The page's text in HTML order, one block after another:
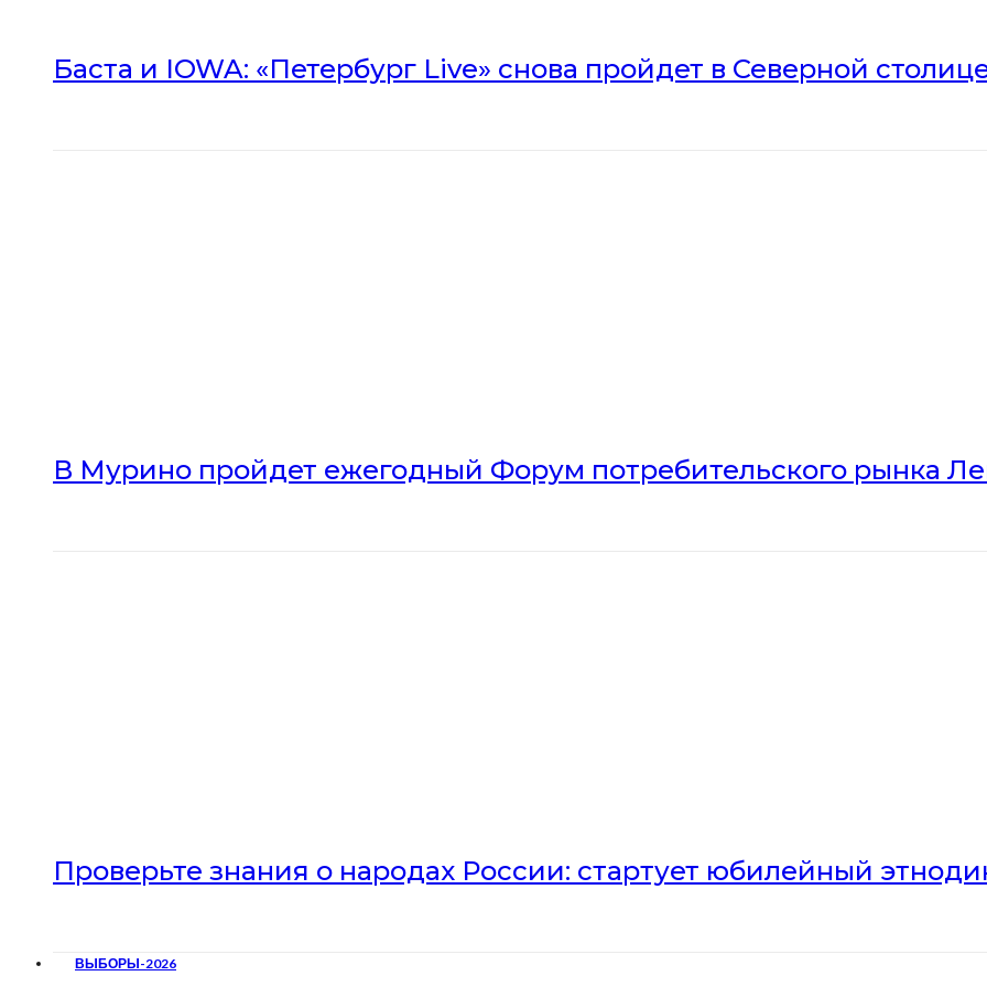
Баста и IOWA: «Петербург Live» снова пройдет в Северной
В Мурино пройдет ежегодный Форум потребительского рынка
Проверьте знания о народах России: стартует юбилейный
ВЫБОРЫ-2026